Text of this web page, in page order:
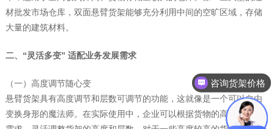
材批发市场仓库，双面悬臂货架能够充分利用中间的空旷区域，存储
大量的建筑材料。
二、“灵活多变” 适配业务发展需求
（一）高度调节随心变
悬臂货架具有高度调节和层数可调节的功能，这就像是一个可以自由
变换身形的魔法师。在实际使用中，企业可以根据货物的高度和存储
咨询货架价格